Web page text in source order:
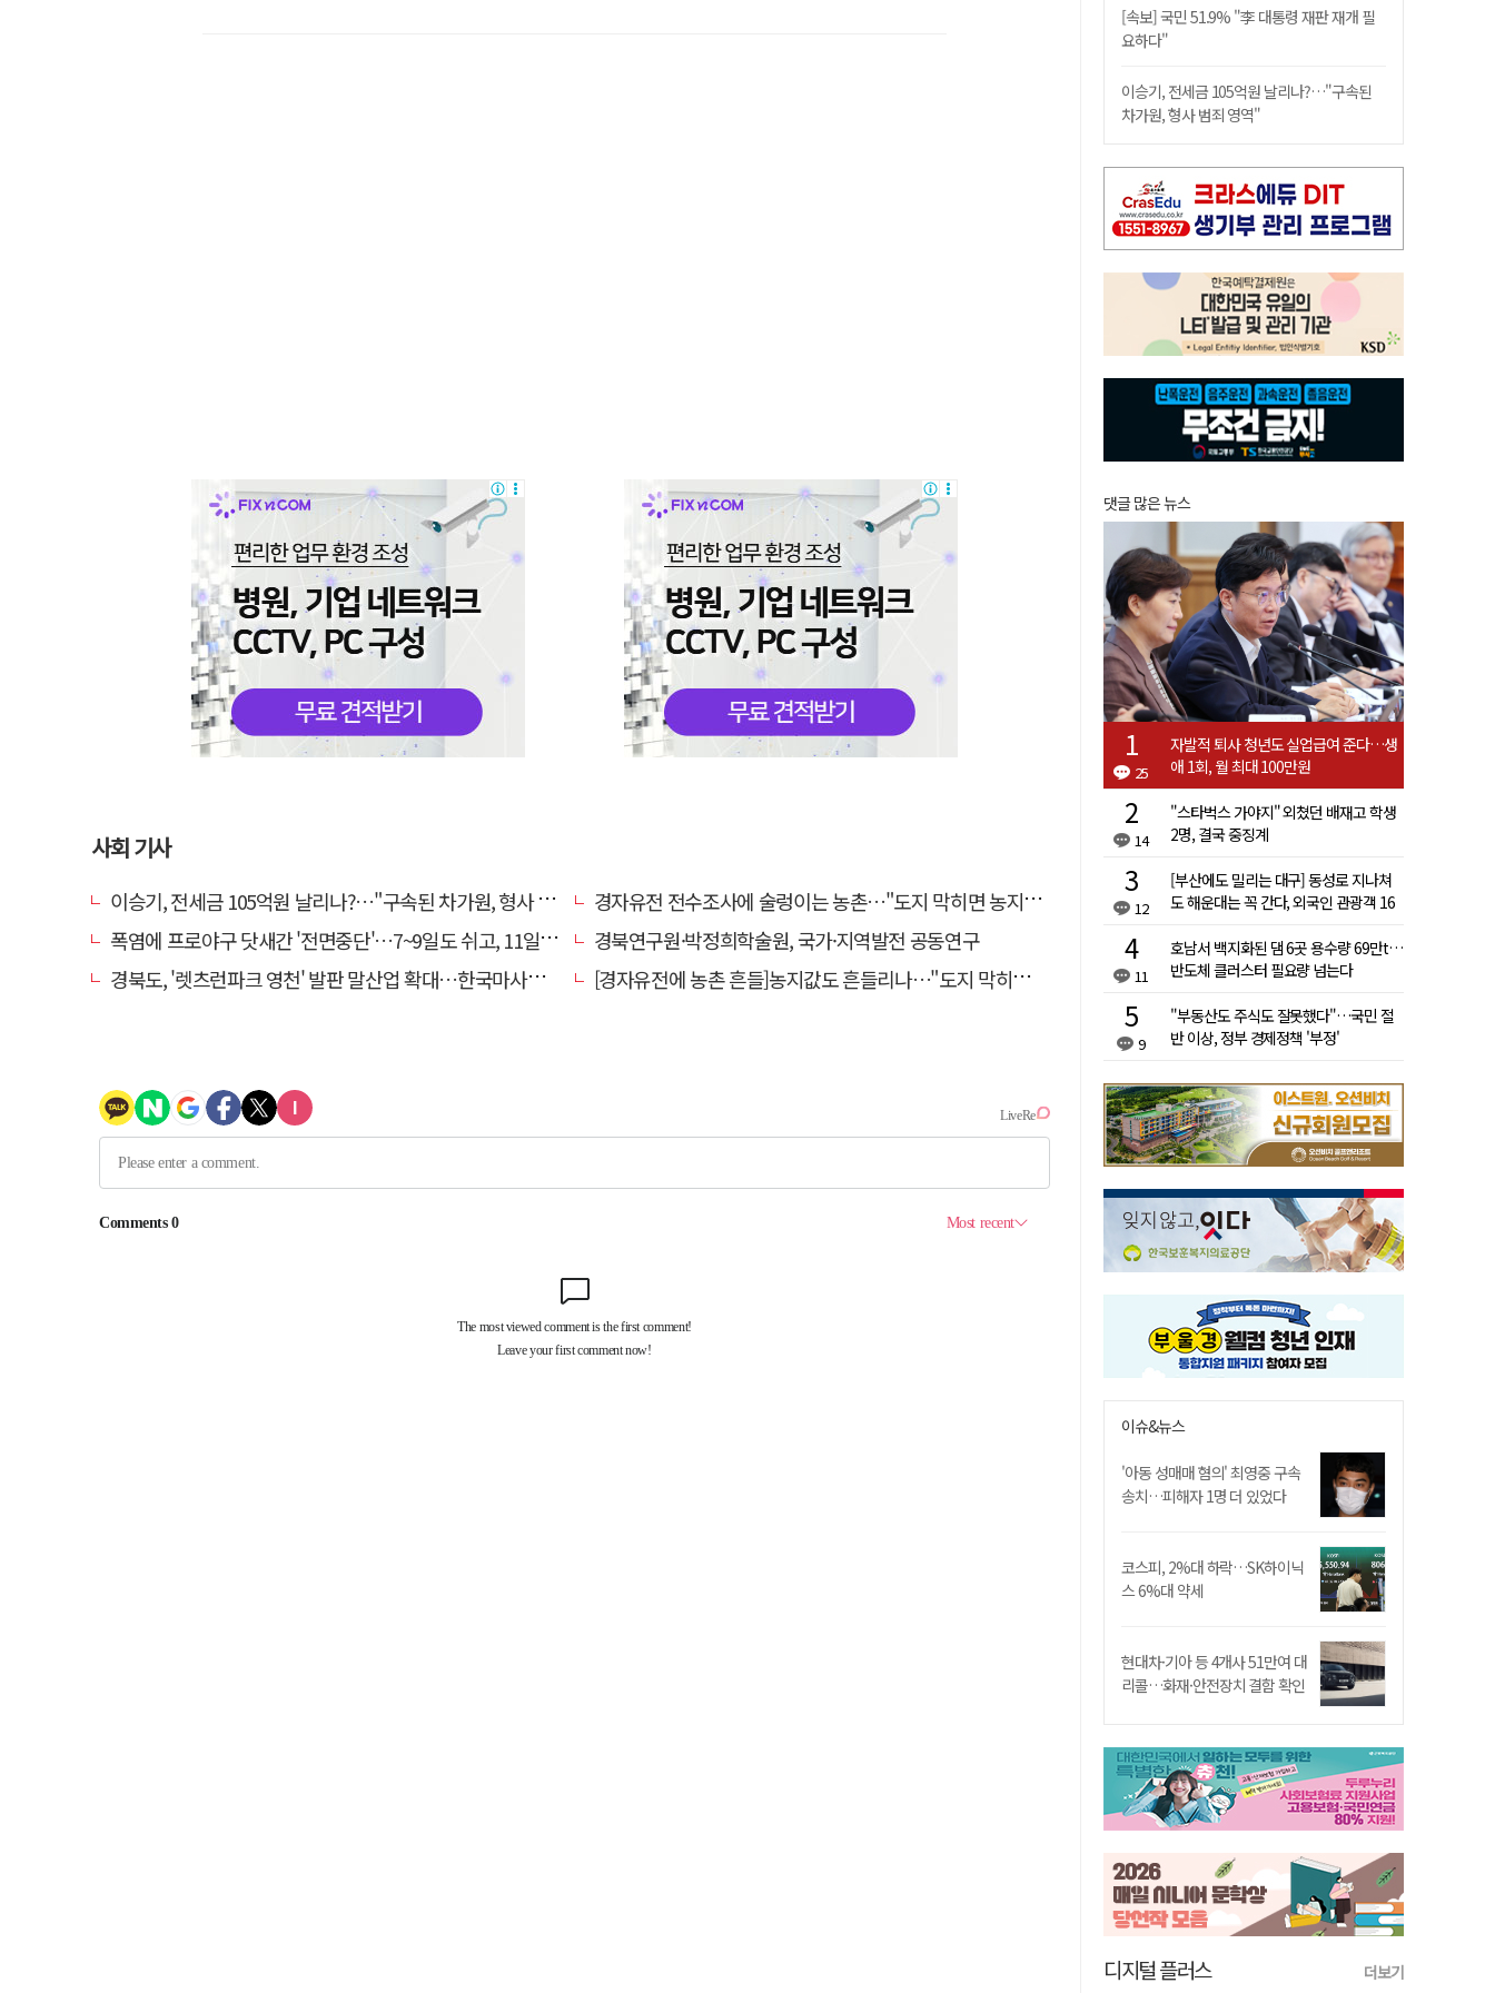
사회 기사
이승기, 전세금 105억원 날리나?…"구속된 차가원, 형사 범죄 영역"
경자유전 전수조사에 술렁이는 농촌…"도지 막히면 농지값도 흔들"
폭염에 프로야구 닷새간 '전면중단'…7~9일도 쉬고, 11일 재개
경북연구원·박정희학술원, 국가·지역발전 공동연구
경북도, '렛츠런파크 영천' 발판 말산업 확대…한국마사회 유치도 총력
[경자유전에 농촌 흔들]농지값도 흔들리나…"도지 막히면 헐값 매물 나올 수도"
[속보] 국민 51.9% "李 대통령 재판 재개 필
요하다"
이승기, 전세금 105억원 날리나?…"구속된
차가원, 형사 범죄 영역"
댓글 많은 뉴스
25
자발적 퇴사 청년도 실업급여 준다…생
애 1회, 월 최대 100만원
14
"스타벅스 가야지" 외쳤던 배재고 학생
2명, 결국 중징계
12
[부산에도 밀리는 대구] 동성로 지나쳐
도 해운대는 꼭 간다, 외국인 관광객 16
11
호남서 백지화된 댐 6곳 용수량 69만t…
반도체 클러스터 필요량 넘는다
9
"부동산도 주식도 잘못했다"…국민 절
반 이상, 정부 경제정책 '부정'
이슈&뉴스
'아동 성매매 혐의' 최영중 구속
송치…피해자 1명 더 있었다
코스피, 2%대 하락…SK하이닉
스 6%대 약세
현대차·기아 등 4개사 51만여 대
리콜…화재·안전장치 결함 확인
디지털 플러스 더보기